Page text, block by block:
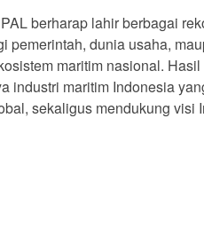
berharap lahir berbagai
pemerintah, dunia usaha,
maritim nasional.
industri maritim Indonesia
sekaligus mendukung visi